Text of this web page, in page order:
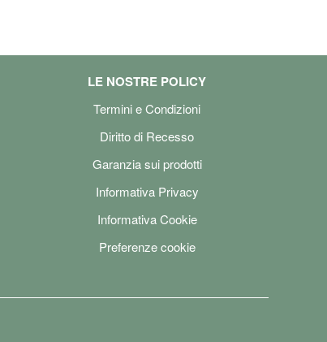
LE NOSTRE POLICY
Termini e Condizioni
Diritto di Recesso
Garanzia sui prodotti
Informativa Privacy
Informativa Cookie
Preferenze cookie